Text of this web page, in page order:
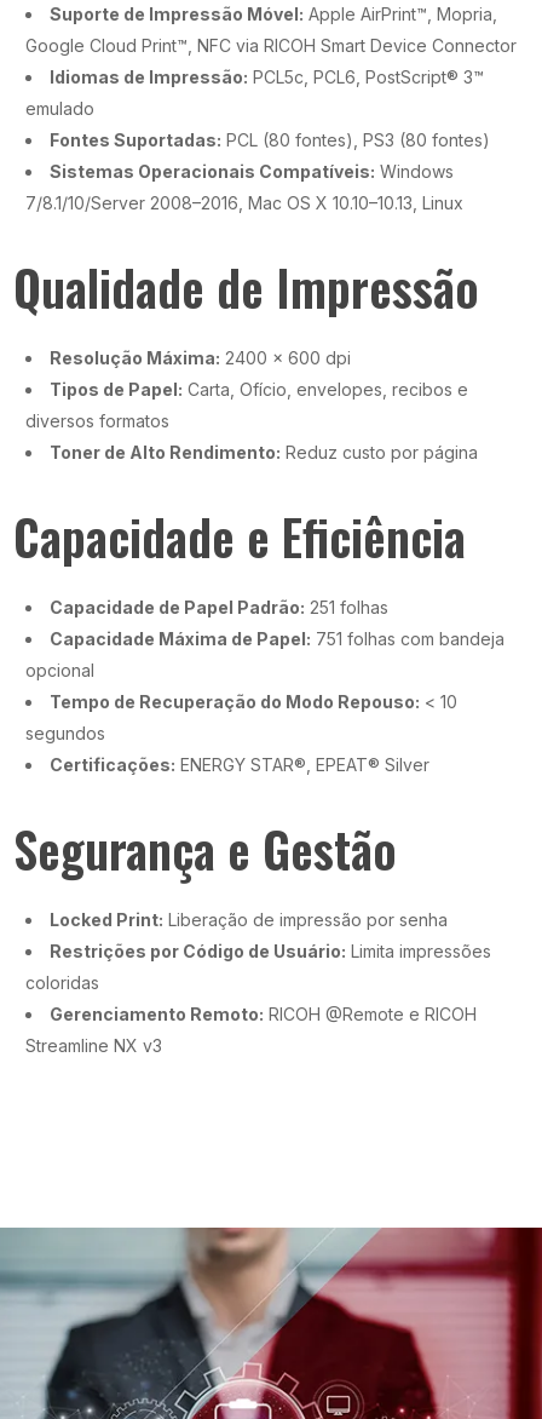
Suporte de Impressão Móvel: Apple AirPrint™, Mopria,
Google Cloud Print™, NFC via RICOH Smart Device Connector
Idiomas de Impressão: PCL5c, PCL6, PostScript® 3™
emulado
Fontes Suportadas: PCL (80 fontes), PS3 (80 fontes)
Sistemas Operacionais Compatíveis: Windows
7/8.1/10/Server 2008–2016, Mac OS X 10.10–10.13, Linux
Qualidade de Impressão
Resolução Máxima: 2400 x 600 dpi
Tipos de Papel: Carta, Ofício, envelopes, recibos e
diversos formatos
Toner de Alto Rendimento: Reduz custo por página
Capacidade e Eficiência
Capacidade de Papel Padrão: 251 folhas
Capacidade Máxima de Papel: 751 folhas com bandeja
opcional
Tempo de Recuperação do Modo Repouso: < 10
segundos
Certificações: ENERGY STAR®, EPEAT® Silver
Segurança e Gestão
Locked Print: Liberação de impressão por senha
Restrições por Código de Usuário: Limita impressões
coloridas
Gerenciamento Remoto: RICOH @Remote e RICOH
Streamline NX v3